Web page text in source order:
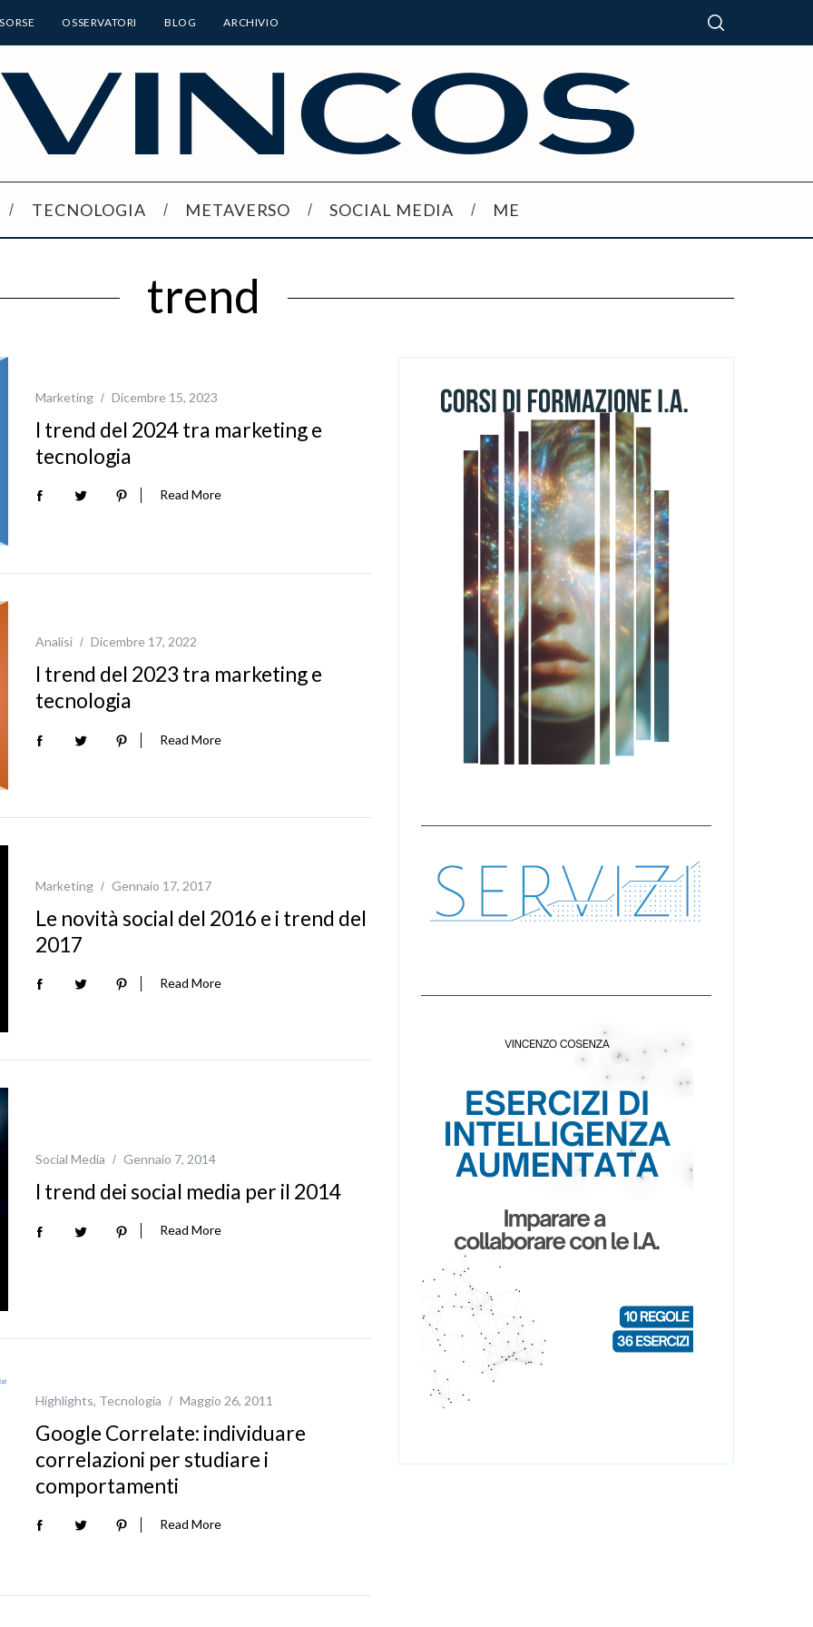
OSSERVATORI BLOG ARCHIVIO
TECNOLOGIA METAVERSO SOCIAL MEDIA ME
trend
Marketing Dicembre 15, 2023
I trend del 2024 tra marketing e
tecnologia
Read More
Analisi Dicembre 17, 2022
I trend del 2023 tra marketing e
tecnologia
Read More
Marketing Gennaio 17, 2017
Le novità social del 2016 e i trend del
2017
Read More
Social Media Gennaio 7, 2014
I trend dei social media per il 2014
Read More
Highlights, Tecnologia Maggio 26, 2011
Google Correlate: individuare
correlazioni per studiare i
comportamenti
Read More